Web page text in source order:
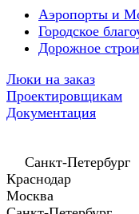
Аэропорты и
Городское
Дорожное
Люки на заказ
Проектировщикам
Документация
Санкт-Петербург
Краснодар
Москва